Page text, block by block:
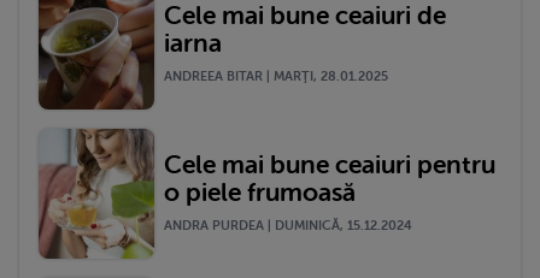
Cele mai bune ceaiuri de
iarna
ANDREEA BITAR | MARŢI, 28.01.2025
Cele mai bune ceaiuri pentru
o piele frumoasă
ANDRA PURDEA | DUMINICĂ, 15.12.2024